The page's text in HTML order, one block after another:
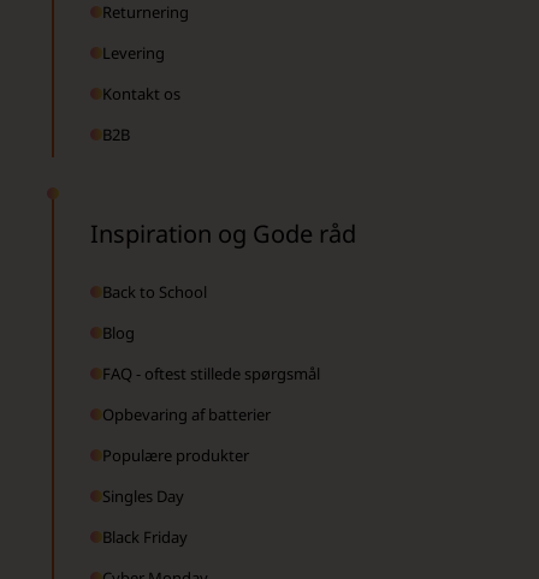
Returnering
Levering
Kontakt os
B2B
Inspiration og Gode råd
Back to School
Blog
FAQ - oftest stillede spørgsmål
Opbevaring af batterier
Populære produkter
Singles Day
Black Friday